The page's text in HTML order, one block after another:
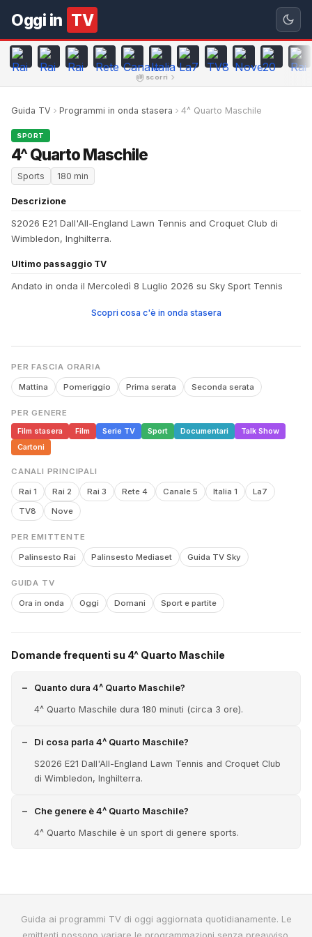
Oggi in TV
scorri
Guida TV Programmi in onda stasera 4^ Quarto Maschile
SPORT
4^ Quarto Maschile
Sports 180 min
Descrizione
S2026 E21 Dall'All-England Lawn Tennis and Croquet Club di
Wimbledon, Inghilterra.
Ultimo passaggio TV
Andato in onda il Mercoledì 8 Luglio 2026 su Sky Sport Tennis
Scopri cosa c'è in onda stasera
PER FASCIA ORARIA
Mattina Pomeriggio Prima serata Seconda serata
PER GENERE
Film stasera
Film Serie TV Sport Documentari
Talk Show
Cartoni
CANALI PRINCIPALI
Rai 1 Rai 2 Rai 3 Rete 4 Canale 5 Italia 1
La7
TV8
Nove
PER EMITTENTE
Palinsesto Rai Palinsesto Mediaset Guida TV Sky
GUIDA TV
Ora in onda Oggi Domani Sport e partite
Domande frequenti su 4^ Quarto Maschile
Quanto dura 4^ Quarto Maschile?
4^ Quarto Maschile dura 180 minuti (circa 3 ore).
Di cosa parla 4^ Quarto Maschile?
S2026 E21 Dall'All-England Lawn Tennis and Croquet Club
di Wimbledon, Inghilterra.
Che genere è 4^ Quarto Maschile?
4^ Quarto Maschile è un sport di genere sports.
Guida ai programmi TV di oggi aggiornata quotidianamente. Le